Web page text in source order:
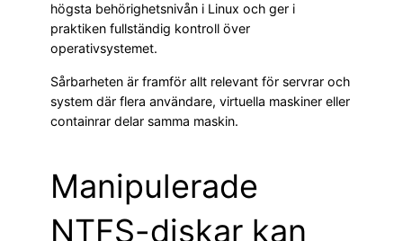
högsta behörighetsnivån i Linux och ger i
praktiken fullständig kontroll över
operativsystemet.
Sårbarheten är framför allt relevant för servrar och
system där flera användare, virtuella maskiner eller
containrar delar samma maskin.
Manipulerade
NTFS-diskar kan